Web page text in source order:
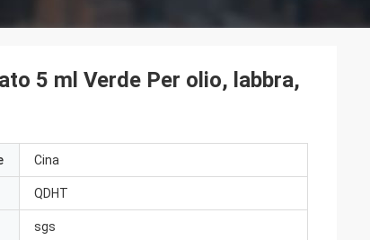
5 ml Verde Per olio, labbra,
Cina
QDHT
sgs